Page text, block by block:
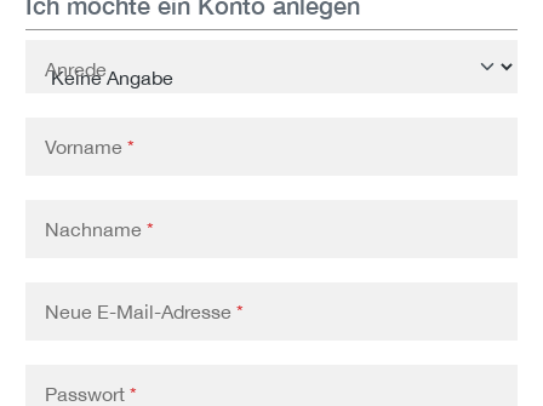
Persönliche Informationen
Anrede
Vorname *
Nachname *
Neue E-Mail-Adresse *
Passwort *